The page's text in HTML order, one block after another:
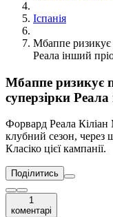
Іспанія
Мбаппе ризикує
Реала інший
Мбаппе ризикує
суперзірки
Форвард Реала
клубний сезон, через
Класіко цієї кампанії.
Поділитись
1
коментарі